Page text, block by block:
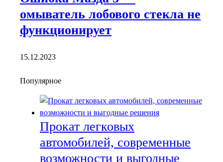
омыватель лобового стекла не
функционирует
15.12.2023
Популярное
Прокат легковых
автомобилей, современные
возможности и выгодные